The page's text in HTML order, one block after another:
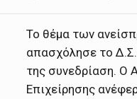
Το θέμα των
απασχόλησε το
της συνεδρίαση. Ο
Επιχείρησης